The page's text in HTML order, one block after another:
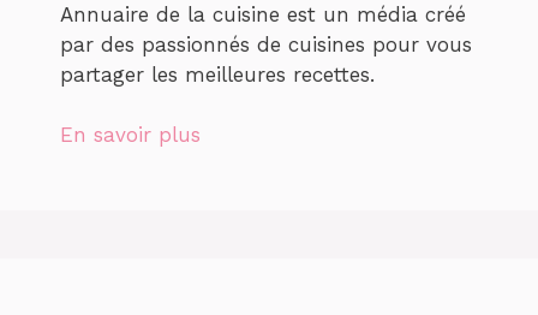
Annuaire de la cuisine est un média créé
par des passionnés de cuisines pour vous
partager les meilleures recettes.
En savoir plus